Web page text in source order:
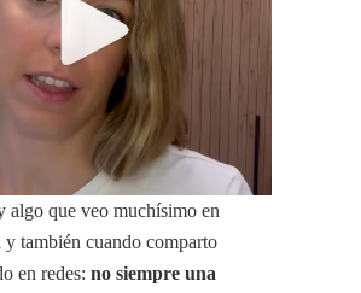
algo que veo muchísimo en
y también cuando comparto
en redes: no siempre una